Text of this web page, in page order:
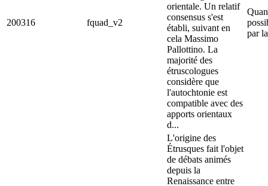
200316 fquad_v2
orientale. Un relatif
consensus s'est
établi, suivant en
cela Massimo
Pallottino. La
majorité des
étruscologues
considère que
l'autochtonie est
compatible avec des
apports orientaux
d...
par
L'origine des
Étrusques fait l'objet
de débats animés
depuis la
Renaissance entre